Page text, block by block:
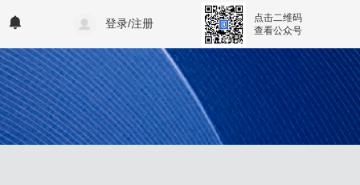
登录/注册
点击二维码
查看公众号